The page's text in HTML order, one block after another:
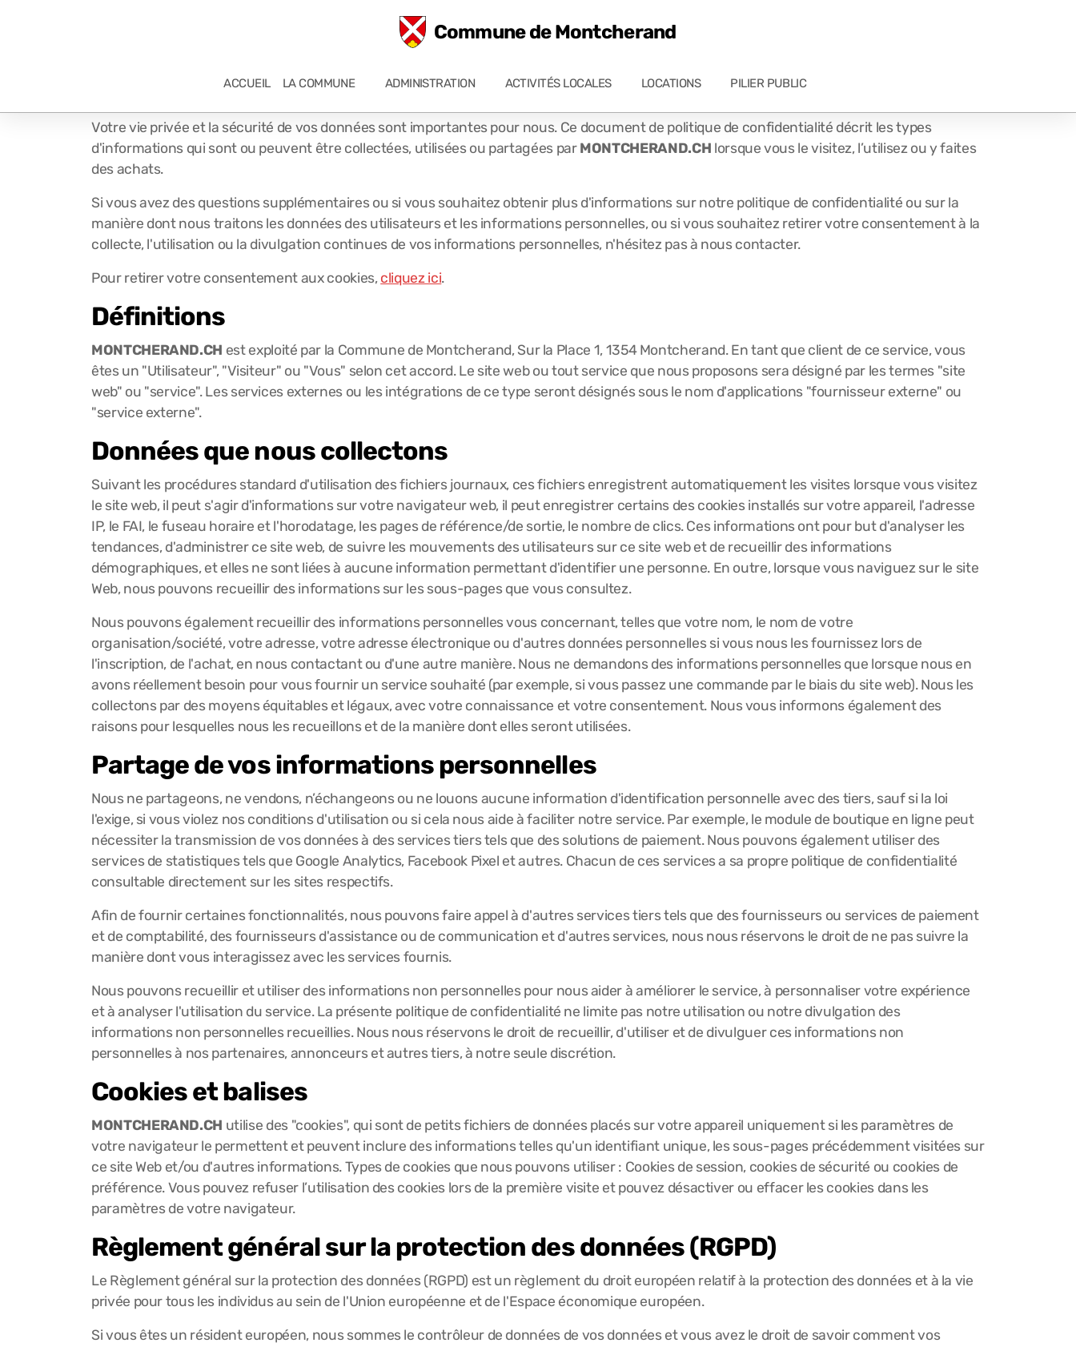
Commune de Montcherand
ACCUEIL LA COMMUNE ADMINISTRATION ACTIVITÉS LOCALES LOCATIONS PILIER PUBLIC
MONTCHERAND.CHPolitique de confidentialité
Votre vie privée et la sécurité de vos données sont importantes pour nous. Ce document de politique de confidentialité décrit les types
d'informations qui sont ou peuvent être collectées, utilisées ou partagées par MONTCHERAND.CH lorsque vous le visitez, l’utilisez ou y faites
des achats.
Si vous avez des questions supplémentaires ou si vous souhaitez obtenir plus d'informations sur notre politique de confidentialité ou sur la
manière dont nous traitons les données des utilisateurs et les informations personnelles, ou si vous souhaitez retirer votre consentement à la
collecte, l'utilisation ou la divulgation continues de vos informations personnelles, n'hésitez pas à nous contacter.
Pour retirer votre consentement aux cookies, cliquez ici.
Définitions
MONTCHERAND.CH est exploité par la Commune de Montcherand, Sur la Place 1, 1354 Montcherand. En tant que client de ce service, vous
êtes un "Utilisateur", "Visiteur" ou "Vous" selon cet accord. Le site web ou tout service que nous proposons sera désigné par les termes "site
web" ou "service". Les services externes ou les intégrations de ce type seront désignés sous le nom d'applications "fournisseur externe" ou
"service externe".
Données que nous collectons
Suivant les procédures standard d'utilisation des fichiers journaux, ces fichiers enregistrent automatiquement les visites lorsque vous visitez
le site web, il peut s'agir d'informations sur votre navigateur web, il peut enregistrer certains des cookies installés sur votre appareil, l'adresse
IP, le FAI, le fuseau horaire et l'horodatage, les pages de référence/de sortie, le nombre de clics. Ces informations ont pour but d'analyser les
tendances, d'administrer ce site web, de suivre les mouvements des utilisateurs sur ce site web et de recueillir des informations
démographiques, et elles ne sont liées à aucune information permettant d'identifier une personne. En outre, lorsque vous naviguez sur le site
Web, nous pouvons recueillir des informations sur les sous-pages que vous consultez.
Nous pouvons également recueillir des informations personnelles vous concernant, telles que votre nom, le nom de votre
organisation/société, votre adresse, votre adresse électronique ou d'autres données personnelles si vous nous les fournissez lors de
l'inscription, de l'achat, en nous contactant ou d'une autre manière. Nous ne demandons des informations personnelles que lorsque nous en
avons réellement besoin pour vous fournir un service souhaité (par exemple, si vous passez une commande par le biais du site web). Nous les
collectons par des moyens équitables et légaux, avec votre connaissance et votre consentement. Nous vous informons également des
raisons pour lesquelles nous les recueillons et de la manière dont elles seront utilisées.
Partage de vos informations personnelles
Nous ne partageons, ne vendons, n’échangeons ou ne louons aucune information d'identification personnelle avec des tiers, sauf si la loi
l'exige, si vous violez nos conditions d'utilisation ou si cela nous aide à faciliter notre service. Par exemple, le module de boutique en ligne peut
nécessiter la transmission de vos données à des services tiers tels que des solutions de paiement. Nous pouvons également utiliser des
services de statistiques tels que Google Analytics, Facebook Pixel et autres. Chacun de ces services a sa propre politique de confidentialité
consultable directement sur les sites respectifs.
Afin de fournir certaines fonctionnalités, nous pouvons faire appel à d'autres services tiers tels que des fournisseurs ou services de paiement
et de comptabilité, des fournisseurs d'assistance ou de communication et d'autres services, nous nous réservons le droit de ne pas suivre la
manière dont vous interagissez avec les services fournis.
Nous pouvons recueillir et utiliser des informations non personnelles pour nous aider à améliorer le service, à personnaliser votre expérience
et à analyser l'utilisation du service. La présente politique de confidentialité ne limite pas notre utilisation ou notre divulgation des
informations non personnelles recueillies. Nous nous réservons le droit de recueillir, d'utiliser et de divulguer ces informations non
personnelles à nos partenaires, annonceurs et autres tiers, à notre seule discrétion.
Cookies et balises
MONTCHERAND.CH utilise des "cookies", qui sont de petits fichiers de données placés sur votre appareil uniquement si les paramètres de
votre navigateur le permettent et peuvent inclure des informations telles qu'un identifiant unique, les sous-pages précédemment visitées sur
ce site Web et/ou d'autres informations. Types de cookies que nous pouvons utiliser : Cookies de session, cookies de sécurité ou cookies de
préférence. Vous pouvez refuser l’utilisation des cookies lors de la première visite et pouvez désactiver ou effacer les cookies dans les
paramètres de votre navigateur.
Règlement général sur la protection des données (RGPD)
Le Règlement général sur la protection des données (RGPD) est un règlement du droit européen relatif à la protection des données et à la vie
privée pour tous les individus au sein de l'Union européenne et de l'Espace économique européen.
Si vous êtes un résident européen, nous sommes le contrôleur de données de vos données et vous avez le droit de savoir comment vos